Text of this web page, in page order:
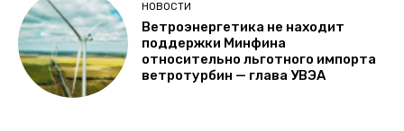
НОВОСТИ
Ветроэнергетика не находит
поддержки Минфина
относительно льготного импорта
ветротурбин — глава УВЭА